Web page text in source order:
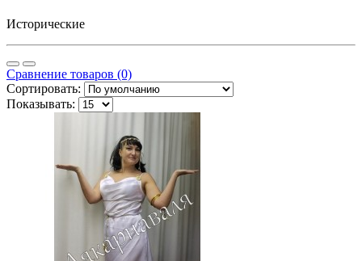
Исторические
Сравнение товаров (0)
Сортировать:
Показывать: